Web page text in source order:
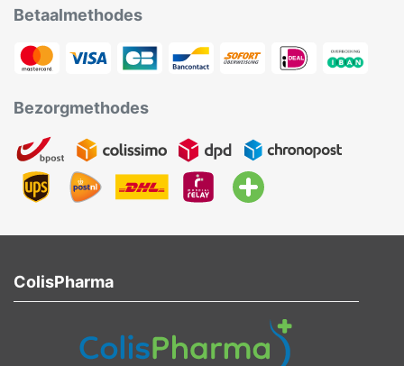
Betaalmethodes
Bezorgmethodes
ColisPharma